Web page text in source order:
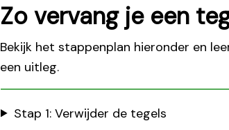
Zo vervang je een
Bekijk het stappenplan hieronder en
een uitleg.
Stap 1: Verwijder de tegels